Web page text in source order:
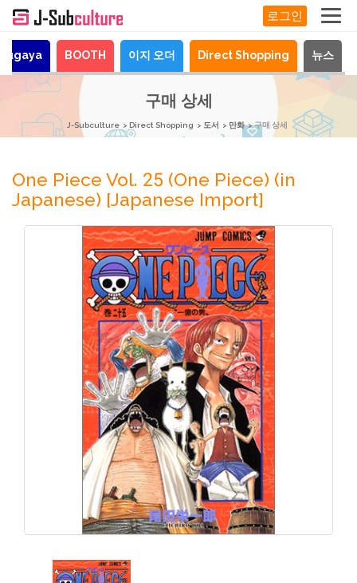
로그인
BOOTH 이지 오더 Direct Shopping 뉴스
구매 상세
J-Subculture Direct Shopping 도서 만화 구매 상세
One Piece Vol. 25 (One Piece) (in
Japanese) [Japanese Import]